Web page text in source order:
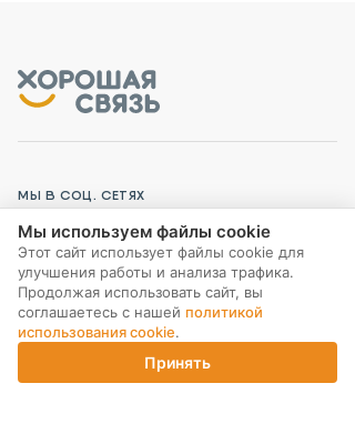
Корзина
МЫ В СОЦ. СЕТЯХ
ПОДПИСКА НА РАССЫЛКУ
Мы используем файлы cookie
Этот сайт использует файлы cookie для
улучшения работы и анализа трафика.
Продолжая использовать сайт, вы
соглашаетесь с нашей политикой
использования cookie.
Принять